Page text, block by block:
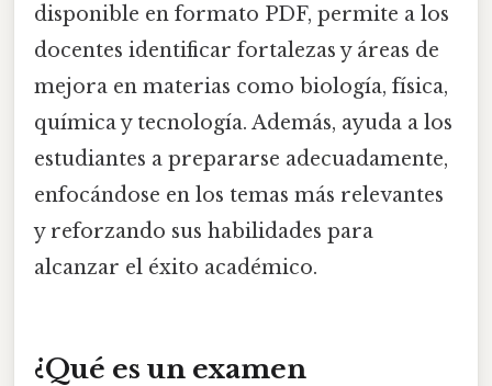
disponible en formato PDF, permite a los
docentes identificar fortalezas y áreas de
mejora en materias como biología, física,
química y tecnología. Además, ayuda a los
estudiantes a prepararse adecuadamente,
enfocándose en los temas más relevantes
y reforzando sus habilidades para
alcanzar el éxito académico.
¿Qué es un examen